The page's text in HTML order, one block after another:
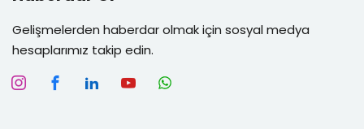
Gelişmelerden haberdar olmak için sosyal medya
hesaplarımız takip edin.